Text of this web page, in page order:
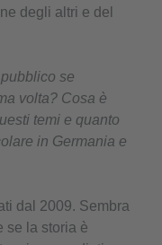
degli altri e del
se
volta? Cosa è
temi e quanto
in Germania e
dal 2009. Sembra
se la storia è